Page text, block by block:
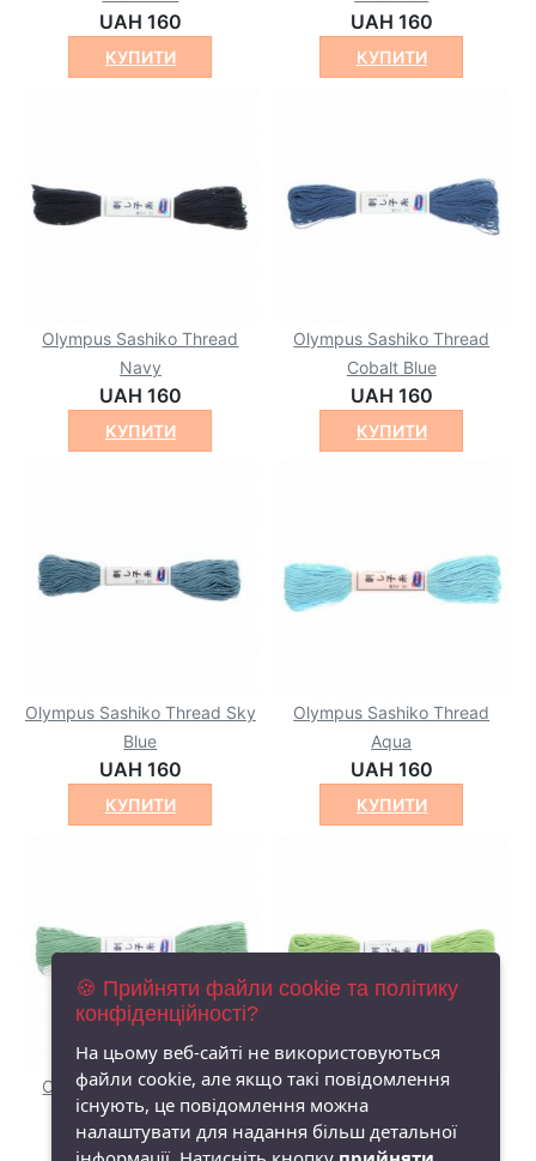
UAH 160
КУПИТИ
UAH 160
КУПИТИ
Olympus Sashiko Thread
Navy
UAH 160
КУПИТИ
Olympus Sashiko Thread
Cobalt Blue
UAH 160
КУПИТИ
Olympus Sashiko Thread Sky
Blue
UAH 160
КУПИТИ
Olympus Sashiko Thread
Aqua
UAH 160
КУПИТИ
Olympus Sashiko Thread
Green
UAH 160
Olympus Sashiko Thread
Yellowish Green
UAH 160
🍪 Прийняти файли cookie та політику
конфіденційності?
На цьому веб-сайті не використовуються
файли cookie, але якщо такі повідомлення
існують, це повідомлення можна
налаштувати для надання більш детальної